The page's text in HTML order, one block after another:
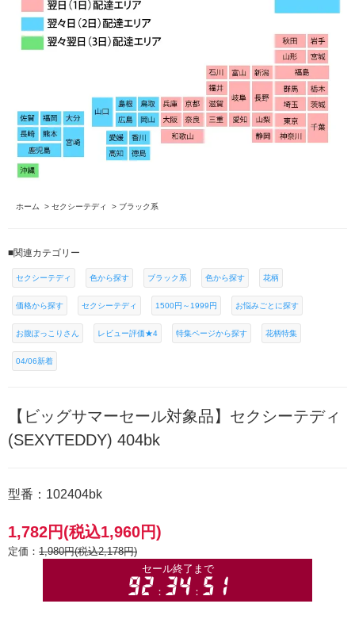
ホーム > セクシーテディ > ブラック系
■関連カテゴリー
セクシーテディ 色から探す ブラック系 色から探す 花柄
価格から探す セクシーテディ 1500円～1999円 お悩みごとに探す
お腹ぽっこりさん レビュー評価★4 特集ページから探す 花柄特集
04/06新着
【ビッグサマーセール対象品】セクシーテディ
(SEXYTEDDY) 404bk
型番：102404bk
1,782円(税込1,960円)
定価： 1,980円(税込2,178円)